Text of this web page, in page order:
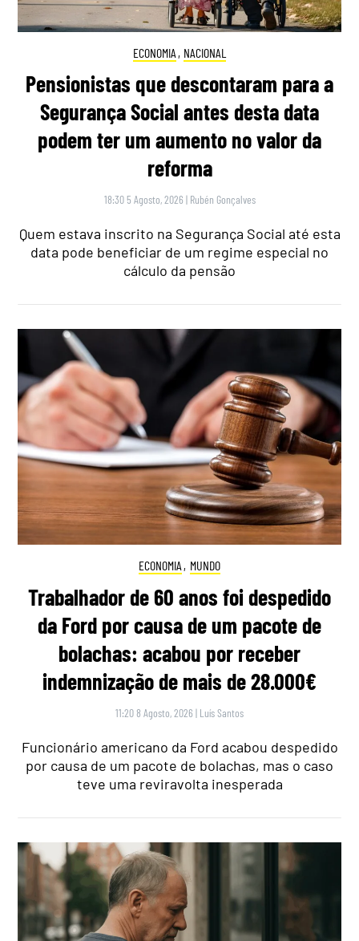
ECONOMIA , NACIONAL
Pensionistas que descontaram para a
Segurança Social antes desta data
podem ter um aumento no valor da
reforma
18:30 5 Agosto, 2026 | Rubén Gonçalves
Quem estava inscrito na Segurança Social até esta
data pode beneficiar de um regime especial no
cálculo da pensão
ECONOMIA , MUNDO
Trabalhador de 60 anos foi despedido
da Ford por causa de um pacote de
bolachas: acabou por receber
indemnização de mais de 28.000€
11:20 8 Agosto, 2026 | Luís Santos
Funcionário americano da Ford acabou despedido
por causa de um pacote de bolachas, mas o caso
teve uma reviravolta inesperada